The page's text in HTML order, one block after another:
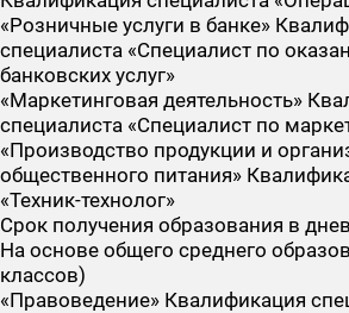
«Розничные услуги в банке»
специалиста «Специалист по
банковских услуг»
«Маркетинговая деятельность»
специалиста «Специалист по
«Производство продукции и
общественного питания»
«Техник-технолог»
Срок получения образования в
На основе общего среднего
классов)
«Правоведение» Квалификация